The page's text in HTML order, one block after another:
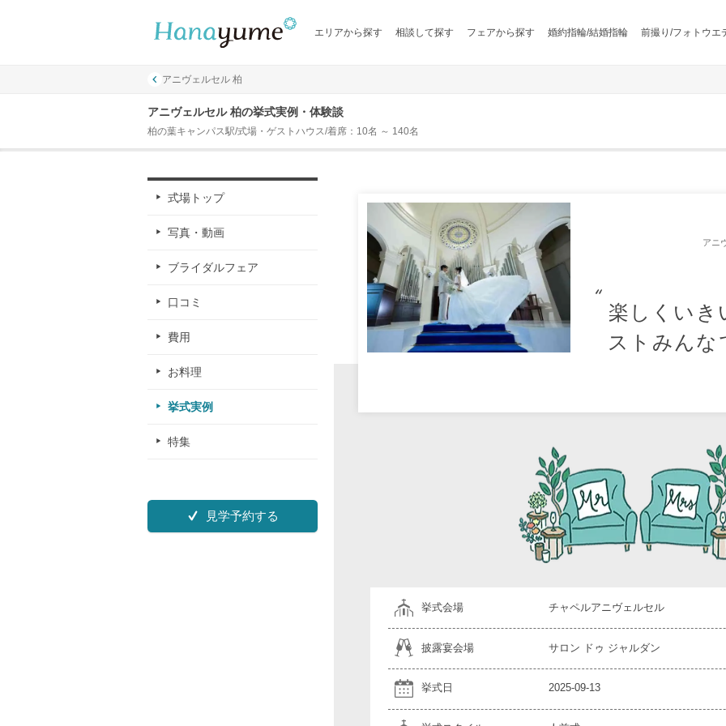
エリアから探す 相談して探す フェアから探す 婚約指輪/結婚指輪 前撮り/フォトウエ
アニヴェルセル 柏
アニヴェルセル 柏の挙式実例・体験談
柏の葉キャンパス駅/式場・ゲストハウス/着席：10名 ～ 140名
式場トップ
写真・動画
ブライダルフェア
口コミ
費用
お料理
挙式実例
特集
見学予約する
アニ
楽しくいき
ストみんな
挙式会場 チャペルアニヴェルセル
披露宴会場 サロン ドゥ ジャルダン
挙式日 2025-09-13